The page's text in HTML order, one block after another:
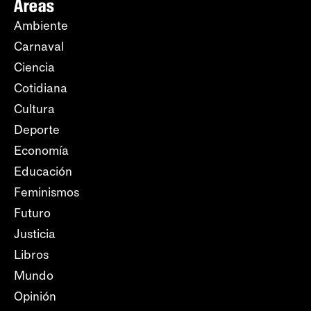
Áreas
Ambiente
Carnaval
Ciencia
Cotidiana
Cultura
Deporte
Economía
Educación
Feminismos
Futuro
Justicia
Libros
Mundo
Opinión